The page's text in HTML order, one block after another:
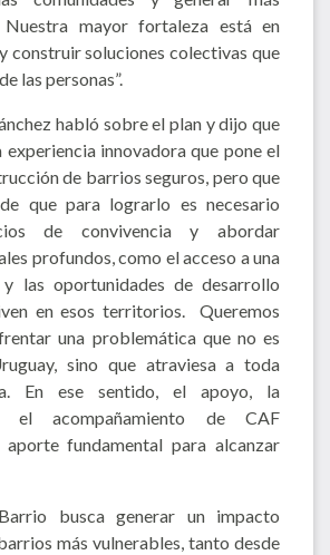
Nuestra mayor fortaleza está en
construir soluciones colectivas que
las personas”.
habló sobre el plan y dijo que
experiencia innovadora que pone el
de barrios seguros, pero que
que para lograrlo es necesario
de convivencia y abordar
profundos, como el acceso a una
las oportunidades de desarrollo
en esos territorios. Queremos
una problemática que no es
sino que atraviesa a toda
En ese sentido, el apoyo, la
el acompañamiento de CAF
aporte fundamental para alcanzar
busca generar un impacto
más vulnerables, tanto desde